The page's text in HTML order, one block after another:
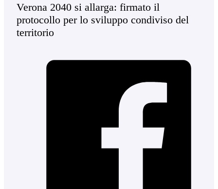
Verona 2040 si allarga: firmato il
protocollo per lo sviluppo condiviso del
territorio